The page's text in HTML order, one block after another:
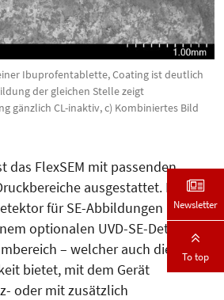
Ibuprofentablette, Coating ist deutlich
der gleichen Stelle zeigt
gänzlich CL-inaktiv, c) Kombiniertes Bild
das FlexSEM mit passenden
ausgestattet. Einem
für SE-Abbildungen im
optionalen UVD-SE-Detektor
– welcher auch die
bietet, mit dem Gerät
oder mit zusätzlich
Newsletter
To top